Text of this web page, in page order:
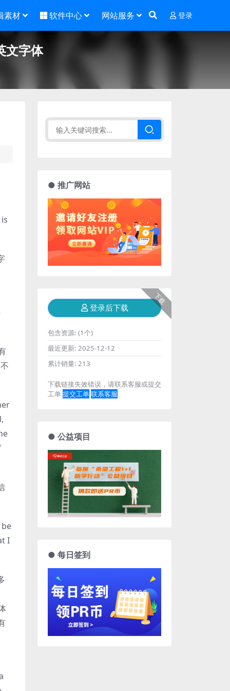
素材 软件中心 网站服务 登录
文字体
I
● 推广网站
下载
登录后下载
包含资源: (1个)
最近更新: 2025-12-12
累计销量: 213
下载链接失效错误，请联系客服或提交
工单提交工单联系客服
● 公益项目
● 每日签到